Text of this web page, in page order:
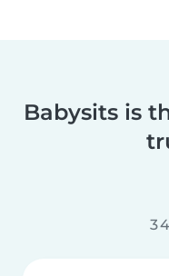
Babysits is
3